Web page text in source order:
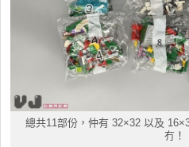
總共11部份，仲有 32×32 以及
冇！